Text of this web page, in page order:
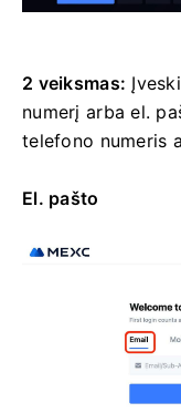
2 veiksmas:
numerį arba el.
telefono numeris
El. pašto